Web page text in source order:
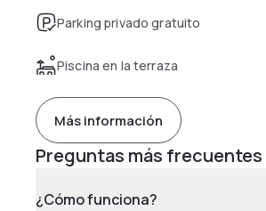
Parking privado gratuito
Piscina en la terraza
Más información
Preguntas más frecuentes
¿Cómo funciona?